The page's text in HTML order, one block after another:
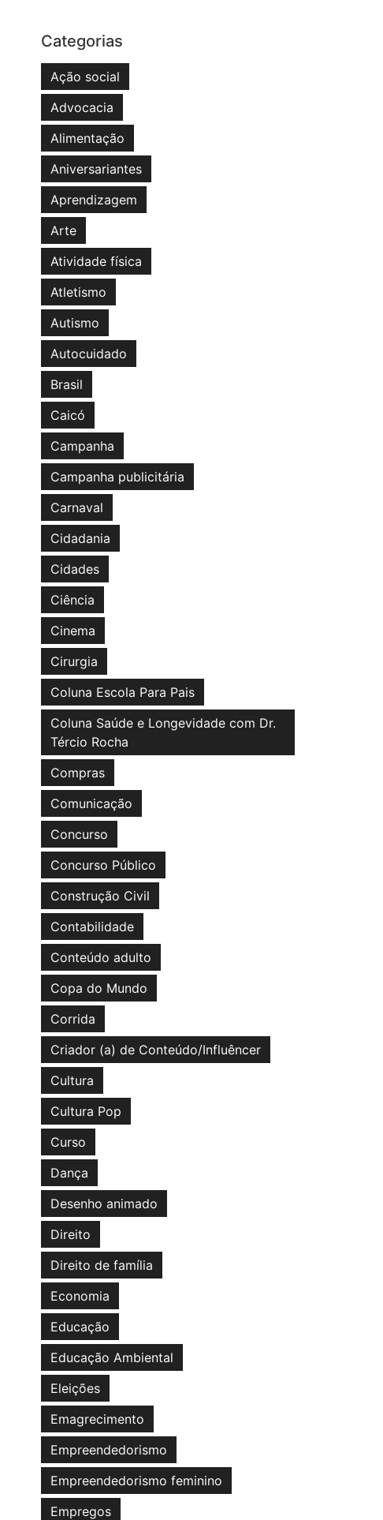
Categorias
Ação social
Advocacia
Alimentação
Aniversariantes
Aprendizagem
Arte
Atividade física
Atletismo
Autismo
Autocuidado
Brasil
Caicó
Campanha
Campanha publicitária
Carnaval
Cidadania
Cidades
Ciência
Cinema
Cirurgia
Coluna Escola Para Pais
Coluna Saúde e Longevidade com Dr.
Tércio Rocha
Compras
Comunicação
Concurso
Concurso Público
Construção Civil
Contabilidade
Conteúdo adulto
Copa do Mundo
Corrida
Criador (a) de Conteúdo/Influêncer
Cultura
Cultura Pop
Curso
Dança
Desenho animado
Direito
Direito de família
Economia
Educação
Educação Ambiental
Eleições
Emagrecimento
Empreendedorismo
Empreendedorismo feminino
Empregos